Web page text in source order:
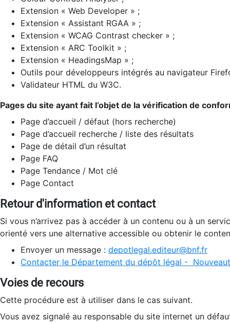
Extension « Web Developer » ;
Extension « Assistant RGAA » ;
Extension « WCAG Contrast checker » ;
Extension « ARC Toolkit » ;
Extension « HeadingsMap » ;
Outils pour développeurs intégrés au navigateur
Validateur HTML du W3C.
Pages du site ayant fait l’objet de la vérification de
Page d’accueil / défaut (hors recherche)
Page d’accueil recherche / liste des résultats
Page de détail d’un résultat
Page FAQ
Page Tendance / Mot clé
Page Contact
Retour d'information et contact
Si vous n’arrivez pas à accéder à un contenu ou à un
orienté vers une alternative accessible ou obtenir le
Envoyer un message : depotlegal.editeur@bnf.fr
Contacter le Département du dépôt légal -
Voies de recours
Cette procédure est à utiliser dans le cas suivant.
Vous avez signalé au responsable du site internet un